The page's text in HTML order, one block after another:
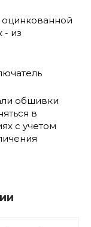
оцинкованной
- из
обшивки
в
с учетом